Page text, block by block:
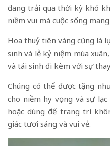
đang trải qua thời kỳ khó
niềm vui mà cuộc sống
Hoa thuỷ tiên vàng cũng là
sinh và lễ kỷ niệm mùa
và tái sinh đi kèm với sự
Chúng có thể được tặng
cho niềm hy vọng và sự
hoặc dùng để trang trí
giác tươi sáng và vui vẻ.